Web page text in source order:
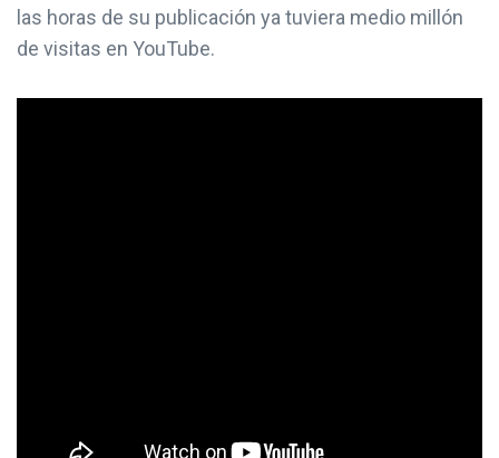
las horas de su publicación ya tuviera medio millón
de visitas en YouTube.